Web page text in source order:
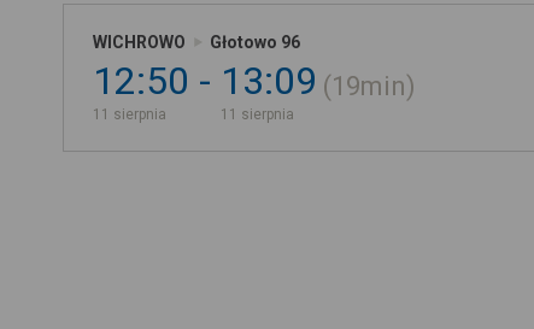
WICHROWO Głotowo 96
12:50
11 sierpnia
13:09
11 sierpnia
19min